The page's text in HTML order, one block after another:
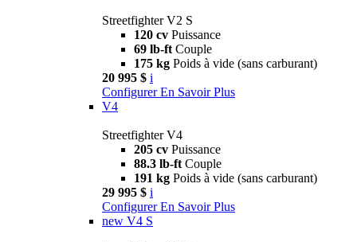
Streetfighter V2 S
120 cv Puissance
69 lb-ft Couple
175 kg Poids à vide (sans carburant)
20 995 $ i
Configurer En Savoir Plus
V4
Streetfighter V4
205 cv Puissance
88.3 lb-ft Couple
191 kg Poids à vide (sans carburant)
29 995 $ i
Configurer En Savoir Plus
new V4 S